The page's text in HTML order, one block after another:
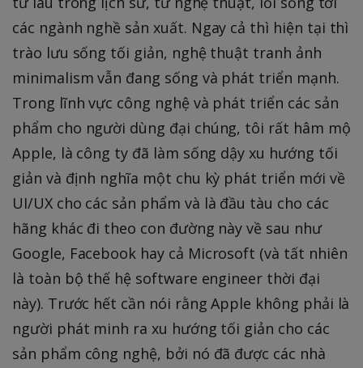
các ngành nghề sản xuất. Ngay cả thì hiện tại thì
trào lưu sống tối giản, nghệ thuật tranh ảnh
minimalism vẫn đang sống và phát triển mạnh.
Trong lĩnh vực công nghệ và phát triển các sản
phẩm cho người dùng đại chúng, tôi rất hâm mộ
Apple, là công ty đã làm sống dậy xu hướng tối
giản và định nghĩa một chu kỳ phát triển mới về
UI/UX cho các sản phẩm và là đầu tàu cho các
hãng khác đi theo con đường này về sau như
Google, Facebook hay cả Microsoft (và tất nhiên
là toàn bộ thế hệ software engineer thời đại
này). Trước hết cần nói rằng Apple không phải là
người phát minh ra xu hướng tối giản cho các
sản phẩm công nghệ, bởi nó đã được các nhà